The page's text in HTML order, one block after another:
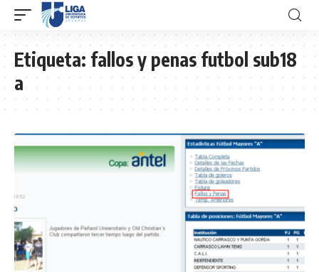
Etiqueta:fallos y penas futbol sub18
a